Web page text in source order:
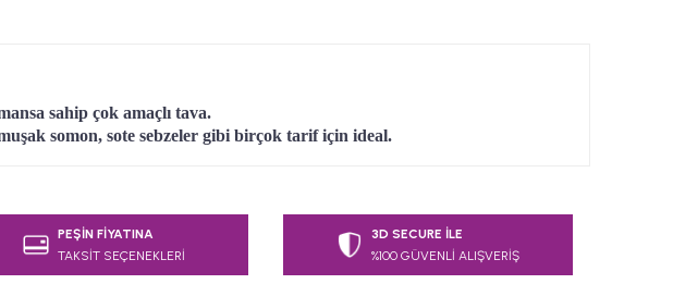
sahip çok amaçlı tava.
somon, sote sebzeler gibi birçok tarif için ideal.
öneri formunu kullanarak tarafımıza iletebilirsiniz.
PEŞİN FİYATINA
TAKSİT SEÇENEKLERİ
3D SECURE İLE
%100 GÜVENLİ ALIŞVERİŞ